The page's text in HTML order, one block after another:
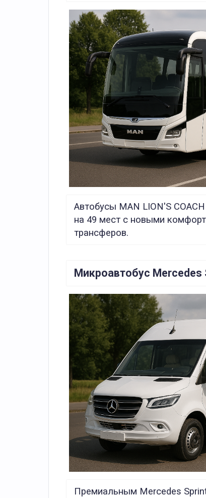
Автобусы MAN LION'S
на 49 мест с новыми
трансферов.
Микроавтобус Mercedes
Премиальным Mercedes